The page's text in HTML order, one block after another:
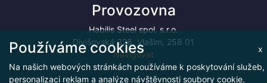
Provozovna
Habilis Steel spol. s.r.o.
Divišovská 328, Vlašim, 258 01
Navigovat
x
Používáme cookies
Na našich webových stránkách používáme k poskytování služeb,
personalizaci reklam a analýze návštěvnosti soubory cookie.